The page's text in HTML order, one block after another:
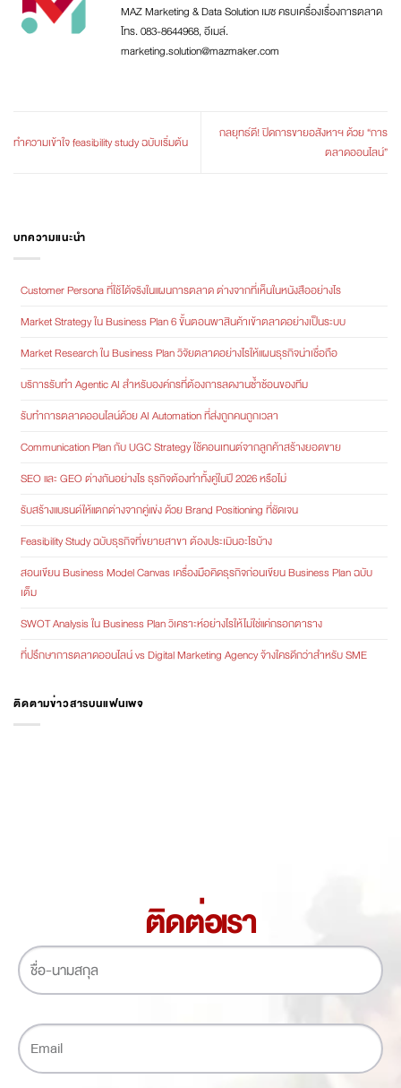
MAZ Marketing & Data Solution เมซ ครบเครื่องเรื่องการตลาด
โทร. 083-8644968, อีเมล์.
marketing.solution@mazmaker.com
ทําความเข้าใจ feasibility study ฉบับเริ่มต้น
กลยุทธ์ดี! ปิดการขายอสังหาฯ ด้วย “การ
ตลาดออนไลน์”
บทความแนะนำ
Customer Persona ที่ใช้ได้จริงในแผนการตลาด ต่างจากที่เห็นในหนังสืออย่างไร
Market Strategy ใน Business Plan 6 ขั้นตอนพาสินค้าเข้าตลาดอย่างเป็นระบบ
Market Research ใน Business Plan วิจัยตลาดอย่างไรให้แผนธุรกิจน่าเชื่อถือ
บริการรับทำ Agentic AI สำหรับองค์กรที่ต้องการลดงานซ้ำซ้อนของทีม
รับทำการตลาดออนไลน์ด้วย AI Automation ที่ส่งถูกคนถูกเวลา
Communication Plan กับ UGC Strategy ใช้คอนเทนต์จากลูกค้าสร้างยอดขาย
SEO และ GEO ต่างกันอย่างไร ธุรกิจต้องทำทั้งคู่ในปี 2026 หรือไม่
รับสร้างแบรนด์ให้แตกต่างจากคู่แข่ง ด้วย Brand Positioning ที่ชัดเจน
Feasibility Study ฉบับธุรกิจที่ขยายสาขา ต้องประเมินอะไรบ้าง
สอนเขียน Business Model Canvas เครื่องมือคิดธุรกิจก่อนเขียน Business Plan ฉบับ
เต็ม
SWOT Analysis ใน Business Plan วิเคราะห์อย่างไรให้ไม่ใช่แค่กรอกตาราง
ที่ปรึกษาการตลาดออนไลน์ vs Digital Marketing Agency จ้างใครดีกว่าสำหรับ SME
ติดตามข่าวสารบนแฟนเพจ
ติดต่อเรา